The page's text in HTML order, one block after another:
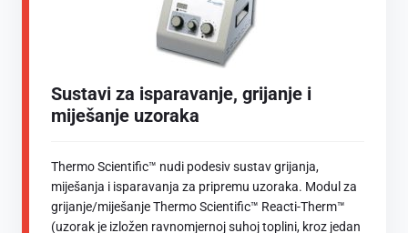
Sustavi za isparavanje, grijanje i
miješanje uzoraka
Thermo Scientific™ nudi podesiv sustav grijanja,
miješanja i isparavanja za pripremu uzoraka. Modul za
grijanje/miješanje Thermo Scientific™ Reacti-Therm™
(uzorak je izložen ravnomjernoj suhoj toplini, kroz jedan